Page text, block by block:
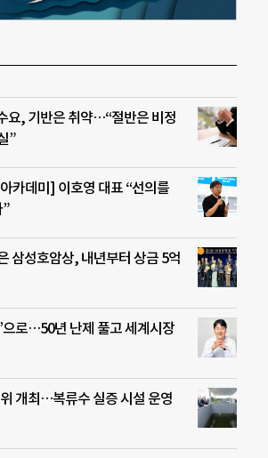
요, 기반은 취약…“절반은 비정
”
카데미] 이호영 대표 “선의를
”
삼성호암상, 내년부터 상금 5억
으로…50년 난제 풀고 세계시장
개최…복류수 실증 시설 운영